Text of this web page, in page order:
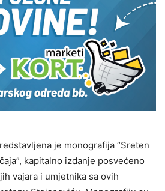
je monografija “Sreten
kapitalno izdanje posvećeno
vajara i umjetnika sa ovih